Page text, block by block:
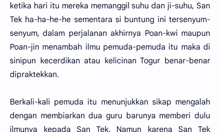
ketika hari itu mereka memanggil suhu dan ji-suhu, San
Tek ha-ha-he-he sementara si buntung ini tersenyum-
senyum, dalam perjalanan akhirnya Poan-kwi maupun
Poan-jin menambah ilmu pemuda-pemuda itu maka di
sinipun kecerdikan atau kelicinan Togur benar-benar
dipraktekkan.
Berkali-kali pemuda itu menunjukkan sikap mengalah
dengan membiarkan dua guru barunya memberi dulu
ilmunya kepada San Tek. Namun karena San Tek